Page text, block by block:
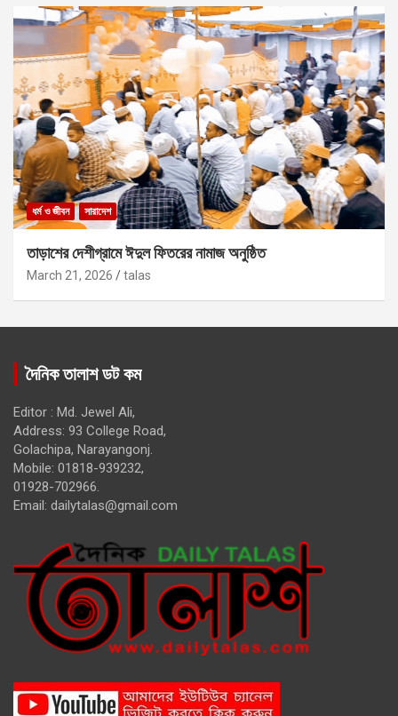
ধর্ম ও জীবন সারাদেশ
তাড়াশের দেশীগ্রামে ঈদুল ফিতরের নামাজ অনুষ্ঠিত
March 21, 2026 talas
দৈনিক তালাশ ডট কম
Editor : Md. Jewel Ali,
Address: 93 College Road,
Golachipa, Narayangonj.
Mobile: 01818-939232,
01928-702966.
Email: dailytalas@gmail.com